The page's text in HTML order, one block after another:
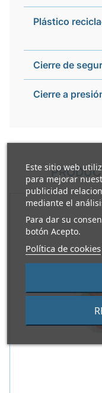
Este sitio web
para mejorar
publicidad
mediante el
Para dar su
botón Acepto.
Política de cookies
Plástico
Cierre de
Cierre a